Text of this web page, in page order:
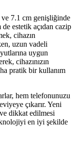
7.1 cm genişliğinde
estetik açıdan cazip
cihazın
uzun vadeli
uygun
cihazınızın
pratik bir kullanım
hem telefonunuzu
çıkarır. Yeni
dikkat edilmesi
en iyi şekilde